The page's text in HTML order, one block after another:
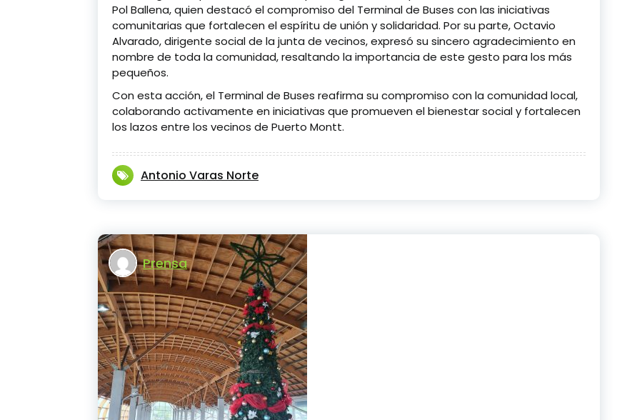
Pol Ballena, quien destacó el compromiso del Terminal de Buses con las iniciativas
comunitarias que fortalecen el espíritu de unión y solidaridad. Por su parte, Octavio
Alvarado, dirigente social de la junta de vecinos, expresó su sincero agradecimiento en
nombre de toda la comunidad, resaltando la importancia de este gesto para los más
pequeños.
Con esta acción, el Terminal de Buses reafirma su compromiso con la comunidad local,
colaborando activamente en iniciativas que promueven el bienestar social y fortalecen
los lazos entre los vecinos de Puerto Montt.
Antonio Varas Norte
Prensa